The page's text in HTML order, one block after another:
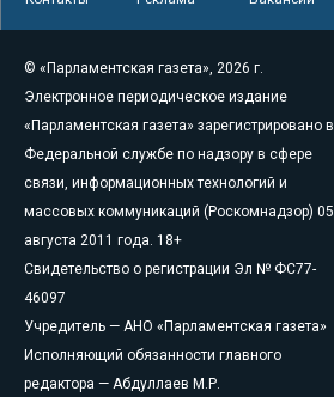
© «Парламентская газета», 2026 г.
Электронное периодическое издание
«Парламентская газета» зарегистрировано в
Федеральной службе по надзору в сфере
связи, информационных технологий и
массовых коммуникаций (Роскомнадзор) 05
августа 2011 года. 18+
Свидетельство о регистрации Эл № ФС77-
46097
Учредитель — АНО «Парламентская газета»
Исполняющий обязанности главного
редактора — Абдуллаев М.Р.